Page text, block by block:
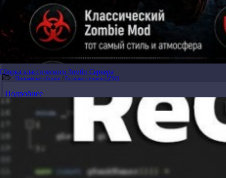
Сборка классического Зомби Сервера
Приватные сборки / Готовые сервера [ZM]
Подробнее